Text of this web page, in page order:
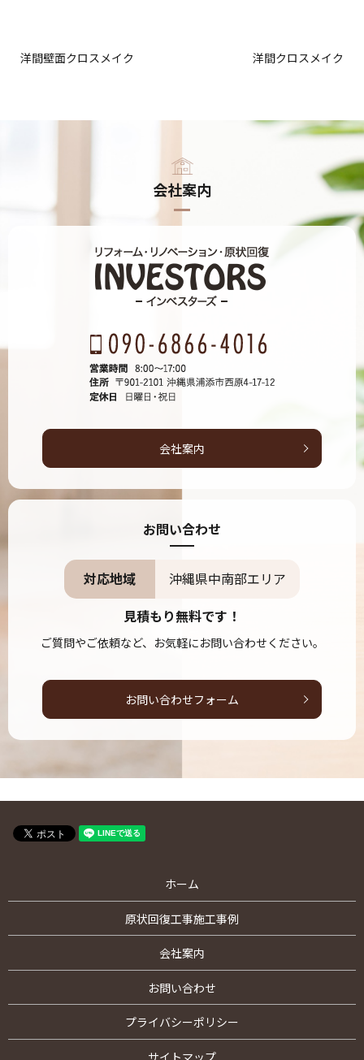
洋間壁面クロスメイク 洋間クロスメイク
会社案内
会社案内
お問い合わせ
対応地域
沖縄県中南部エリア
見積もり無料です！
ご質問やご依頼など、お気軽にお問い合わせください。
お問い合わせフォーム
ホーム
原状回復工事施工事例
会社案内
お問い合わせ
プライバシーポリシー
サイトマップ